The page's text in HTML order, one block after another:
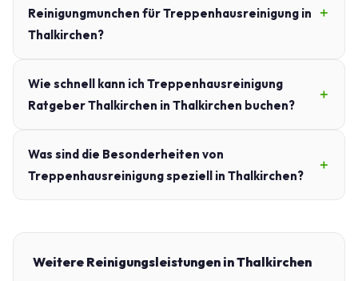
Reinigungmunchen für Treppenhausreinigung in
Thalkirchen?
Wie schnell kann ich Treppenhausreinigung
Ratgeber Thalkirchen in Thalkirchen buchen?
Was sind die Besonderheiten von
Treppenhausreinigung speziell in Thalkirchen?
Weitere Reinigungsleistungen in Thalkirchen